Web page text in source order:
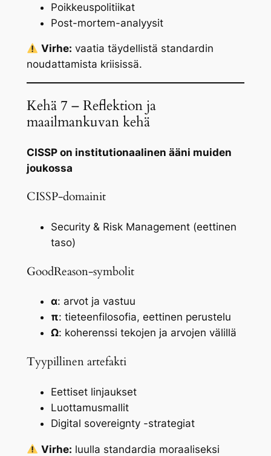
Poikkeuspolitiikat
Post-mortem-analyysit
Virhe: vaatia täydellistä standardin
noudattamista kriisissä.
Kehä 7 – Reflektion ja
maailmankuvan kehä
CISSP on institutionaalinen ääni muiden
joukossa
CISSP-domainit
Security & Risk Management (eettinen
taso)
GoodReason-symbolit
α: arvot ja vastuu
π: tieteenfilosofia, eettinen perustelu
Ω: koherenssi tekojen ja arvojen välillä
Tyypillinen artefakti
Eettiset linjaukset
Luottamusmallit
Digital sovereignty -strategiat
Virhe: luulla standardia moraaliseksi